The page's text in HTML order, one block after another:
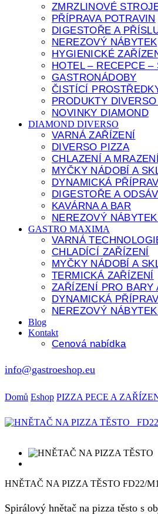
ZMRZLINOVÉ
PŘÍPRAVA POTRAVIN
DIGESTOŘE A
NEREZOVÝ NÁBYTEK
HYGIENICKÉ
HOTEL – RECEPCE –
GASTRONÁDOBY
ČISTÍCÍ
PRODUKTY
NOVINKY DIAMOND
DIAMOND DIVERSO
VARNÁ ZAŘÍZENÍ
DIVERSO PIZZA
CHLAZENÍ A MRAZENÍ
MYČKY NÁDOBÍ A
DYNAMICKÁ
DIGESTOŘE A
KAVÁRNA A BAR
NEREZOVÝ
GASTRO MAXIMA
VARNÁ
CHLADÍCÍ ZAŘÍZENÍ
MYČKY NÁDOBÍ A
TERMICKÁ ZAŘÍZENÍ
ZAŘÍZENÍ PRO BARY
DYNAMICKÁ
NEREZOVÝ
Blog
Kontakt
Cenová nabídka
info@gastroeshop.eu
Domů Eshop PIZZA PECE A
HNĚTAČ NA PIZZA TĚSTO FD22/
Spirálový hnětač na pizza těsto s